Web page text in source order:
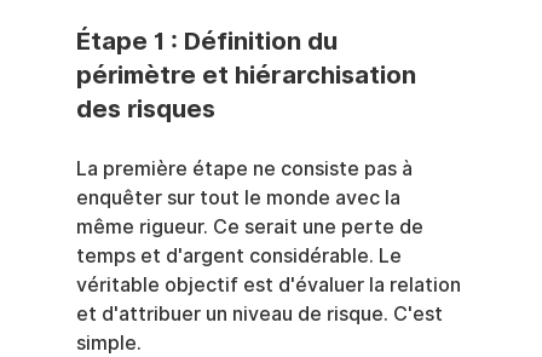
Étape 1 : Définition du
périmètre et hiérarchisation
des risques
La première étape ne consiste pas à
enquêter sur tout le monde avec la
même rigueur. Ce serait une perte de
temps et d'argent considérable. Le
véritable objectif est d'évaluer la relation
et d'attribuer un niveau de risque. C'est
simple.